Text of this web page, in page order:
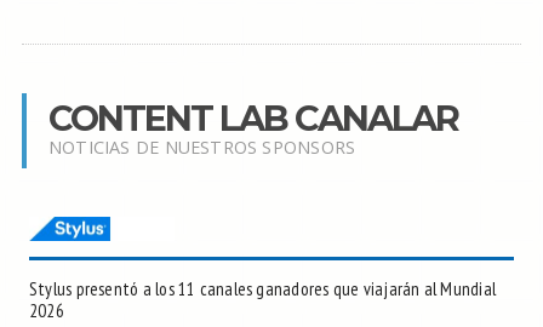
CONTENT LAB CANALAR
NOTICIAS DE NUESTROS SPONSORS
Stylus presentó a los 11 canales ganadores que viajarán al Mundial
2026